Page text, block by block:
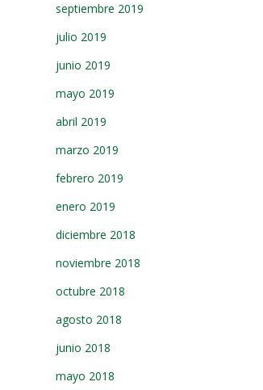
septiembre 2019
julio 2019
junio 2019
mayo 2019
abril 2019
marzo 2019
febrero 2019
enero 2019
diciembre 2018
noviembre 2018
octubre 2018
agosto 2018
junio 2018
mayo 2018